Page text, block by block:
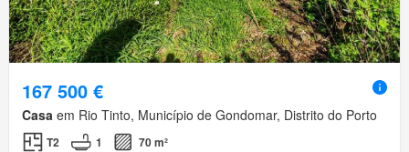
167 500 €
Casa em Rio Tinto, Município de Gondomar, Distrito do Porto
T2 1
70 m²